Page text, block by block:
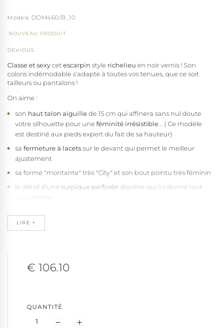
DOM460/B_10
NOUVEAU PRODUIT
DEVIOUS
Classe et sexycetescarpin style richelieu en noir vernis ! Son
coloris indémodable s'adapte à toutes vos tenues, que ce soit
tailleurs ou pantalons !
On aime :
son haut talon aiguillede 15 cm qui affinera sans nul doute
votre silhouette pour une féminité irrésistible ... ( Ce modèle
est destiné aux pieds expert du fait de sa hauteur)
sa fermeture à lacetssur le devant qui permet le meilleur
ajustement
sa forme "montante" très "City" et son bout pointu très féminin
le détail d'une surpique perforée discrète qui lui donne tout
sa disponibilité en
LIRE +
€ 106.10
QUANTITÉ